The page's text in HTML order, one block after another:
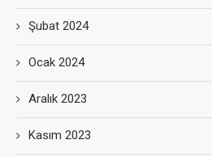
Şubat 2024
Ocak 2024
Aralık 2023
Kasım 2023